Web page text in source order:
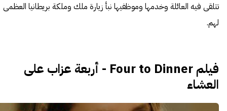
تتلقى فيه العائلة وخدمها وموظفيها نبأ زيارة ملك وملكة بريطانيا العظمى
لهم.
فيلم Four to Dinner - أربعة عزاب على
العشاء